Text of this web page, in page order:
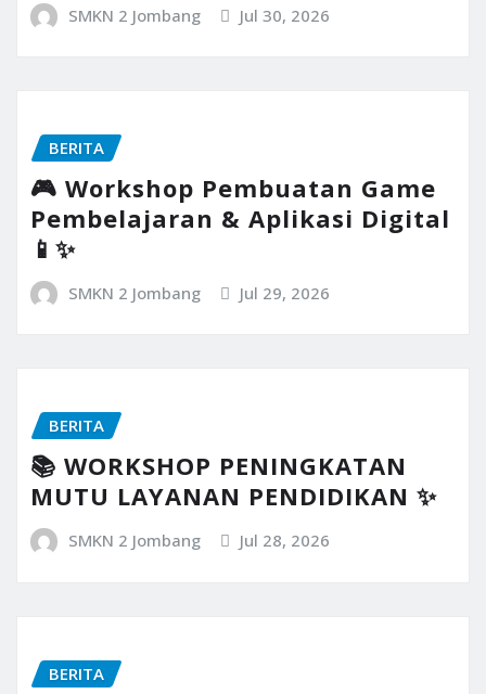
SMKN 2 Jombang Jul 30, 2026
BERITA
🎮 Workshop Pembuatan Game
Pembelajaran & Aplikasi Digital
📱✨
SMKN 2 Jombang Jul 29, 2026
BERITA
📚 WORKSHOP PENINGKATAN
MUTU LAYANAN PENDIDIKAN ✨
SMKN 2 Jombang Jul 28, 2026
BERITA